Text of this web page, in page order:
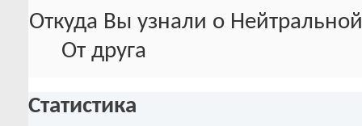
Откуда Вы узнали о
От друга
Статистика